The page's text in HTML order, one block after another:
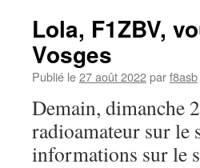
Lola, F1ZBV,
Vosges
Publié le27 août 2022parf8asb
Demain, dimanche
radioamateur sur le
informations sur le